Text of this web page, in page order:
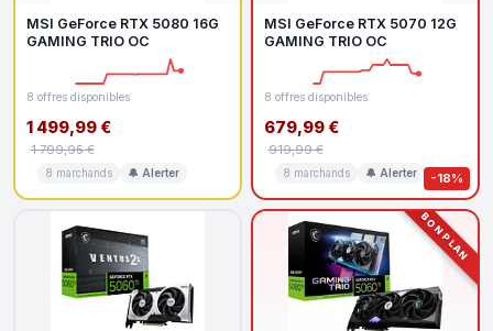
MSI GeForce RTX 5080 16G
GAMING TRIO OC
8 offres disponibles
1 499,99 €
1 799,95 €
8 marchands 🔔 Alerter -18%
MSI GeForce RTX 5070 12G
GAMING TRIO OC
8 offres disponibles
679,99 €
919,99 €
8 marchands 🔔 Alerter
BON PLAN